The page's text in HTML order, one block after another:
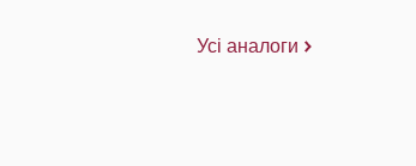
Усі аналоги